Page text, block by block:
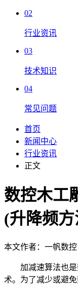
02
行业资讯
03
技术知识
04
常见问题
首页
新闻中心
行业资讯
正文
数控木工
(升降频方
本文作者：一帆数
加减速算法也是
术。为了减少或避